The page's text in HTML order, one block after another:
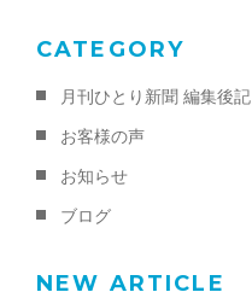
CATEGORY
月刊ひとり新聞 編集後記
お客様の声
お知らせ
ブログ
NEW ARTICLE